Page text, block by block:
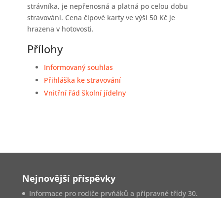
strávníka, je nepřenosná a platná po celou dobu
stravování. Cena čipové karty ve výši 50 Kč je
hrazena v hotovosti.
Přílohy
Informovaný souhlas
Přihláška ke stravování
Vnitřní řád školní jídelny
Nejnovější příspěvky
Informace pro rodiče prvňáků a přípravné třídy 30.